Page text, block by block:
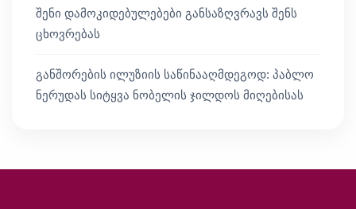
შენი დამოკიდებულებები განსაზღვრავს შენს
ცხოვრებას
განშორების ილუზიის საწინააღმდეგოდ: პაბლო
ნერუდას სიტყვა ნობელის ჯილდოს მიღებისას